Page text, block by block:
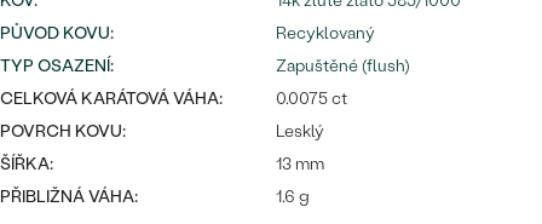
PODLE BARVY
PODLE TVARU KAMENE
DIAMANTY
náušnice
PROHLÉDNOUT
Personalizované
přívěsky
Nejprodávanější
prsteny
PŮVOD KOVU:
Recyklovaný
TYP OSAZENÍ:
Zapuštěné (flush)
CELKOVÁ KARÁTOVÁ VÁHA:
0.0075 ct
POVRCH KOVU:
Lesklý
ŠÍŘKA:
13 mm
PŘIBLIŽNÁ VÁHA:
1.6 g